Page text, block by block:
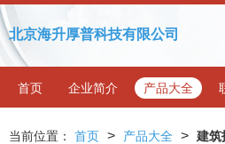
北京海升厚普科技有限公司
首页 企业简介 产品大全
当前位置： 首页 > 产品大全 > 建筑